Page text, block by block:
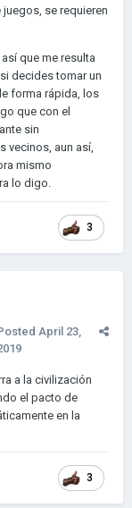
se requieren
que me resulta
decides tomar un
forma rápida, los
que con el
sin
vecinos, aun así,
mismo
lo digo.
3
April 23,
a la civilización
el pacto de
en la
3